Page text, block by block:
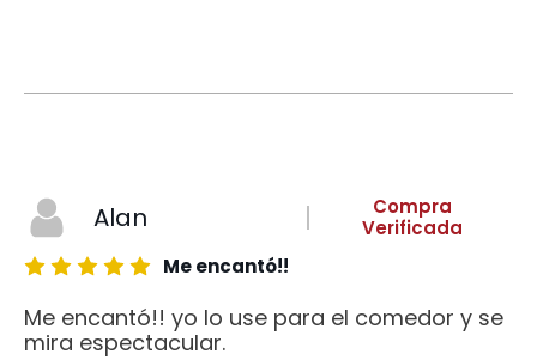
Alan
Compra
Verificada
Me encantó!!
Me encantó!! yo lo use para el comedor y se
mira espectacular.